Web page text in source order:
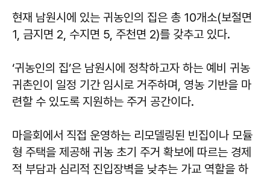
현재 남원시에 있는 귀농인의 집은 총 10개소(보절면
1, 금지면 2, 수지면 5, 주천면 2)를 갖추고 있다.
‘귀농인의 집’은 남원시에 정착하고자 하는 예비 귀농
귀촌인이 일정 기간 임시로 거주하며, 영농 기반을 마
련할 수 있도록 지원하는 주거 공간이다.
마을회에서 직접 운영하는 리모델링된 빈집이나 모듈
형 주택을 제공해 귀농 초기 주거 확보에 따르는 경제
적 부담과 심리적 진입장벽을 낮추는 가교 역할을 하